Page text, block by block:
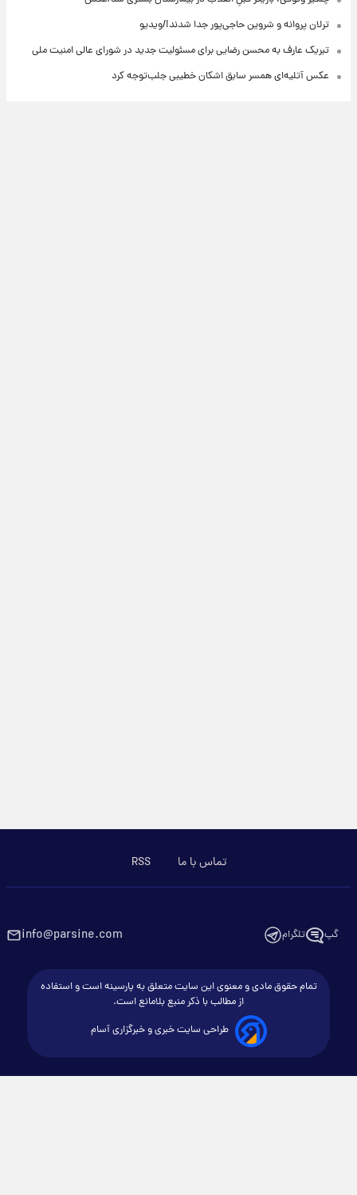
ترلان پروانه و شروین حاجی‌پور جدا شدند!/ویدیو
تبریک عارف به محسن رضایی برای مسئولیت جدید در شورای عالی امنیت ملی
عکس‌ آتلیه‌ای همسر سابق اشکان خطیبی جلب‌توجه کرد
تماس با ما RSS
گپ تلگرام info@parsine.com
تمام حقوق مادی و معنوی این سایت متعلق به پارسینه است و استفاده
از مطالب با ذکر منبع بلامانع است.
طراحی سایت خبری و خبرگزاری آسام